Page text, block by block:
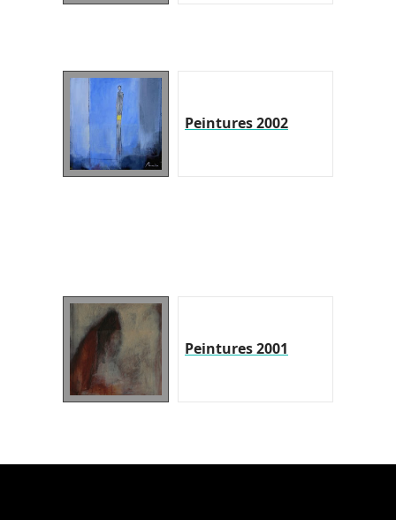
Peintures 2002
Peintures 2001